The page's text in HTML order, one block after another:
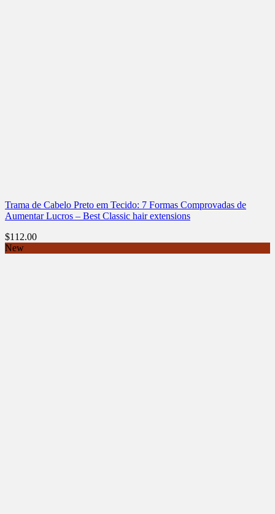
Trama de Cabelo Preto em Tecido: 7 Formas Comprovadas de
Aumentar Lucros – Best Classic hair extensions
$112.00
New